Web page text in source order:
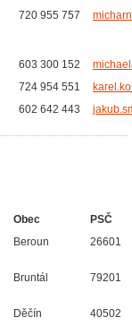
720 955 757
603 300 152
724 954 551
602 642 443
Obec
PSČ
Beroun 26601
Bruntál 79201
Děčín 40502